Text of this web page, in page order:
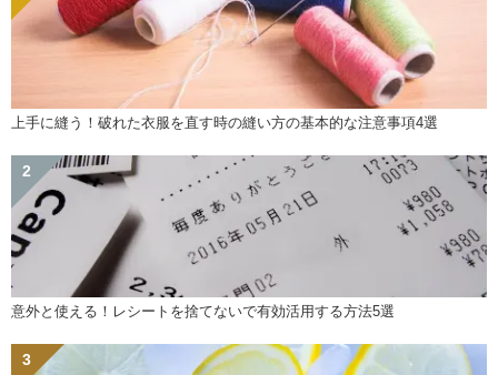
上手に縫う！破れた衣服を直す時の縫い方の基本的な注意事項4選
意外と使える！レシートを捨てないで有効活用する方法5選